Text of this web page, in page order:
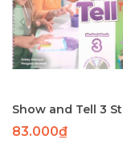
83.000₫